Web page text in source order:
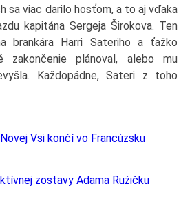
sa viac darilo hosťom, a to aj vďaka
kapitána Sergeja Širokova. Ten
brankára Harri Sateriho a ťažko
zakončenie plánoval, alebo mu
Každopádne, Sateri z toho
Vsi končí vo Francúzsku
zostavy Adama Ružičku